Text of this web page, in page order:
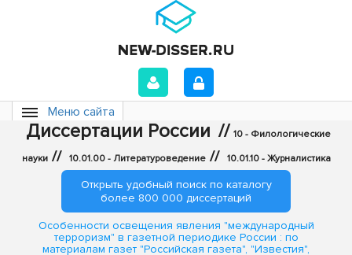
Меню сайта
Диссертации России // 10 - Филологические
науки // 10.01.00 - Литературоведение // 10.01.10 - Журналистика
Открыть удобный поиск по каталогу
более 800 000 диссертаций
Особенности освещения явления "международный
терроризм" в газетной периодике России : по
материалам газет "Российская газета", "Известия",